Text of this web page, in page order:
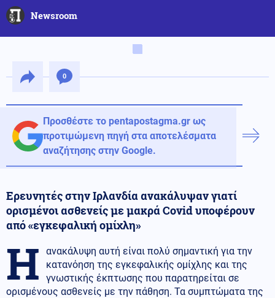
Newsroom
0
Προσθέστε το pentapostagma.gr ως
προτιμώμενη πηγή στα αποτελέσματα
αναζήτησης στην Google.
Ερευνητές στην Ιρλανδία ανακάλυψαν γιατί
ορισμένοι ασθενείς με μακρά Covid υποφέρουν
από «εγκεφαλική ομίχλη»
Η
ανακάλυψη αυτή είναι πολύ σημαντική για την
κατανόηση της εγκεφαλικής ομίχλης και της
γνωστικής έκπτωσης που παρατηρείται σε
ορισμένους ασθενείς με την πάθηση. Τα συμπτώματα της